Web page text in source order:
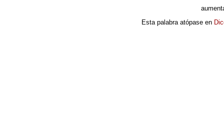
Esta palabra atópase en